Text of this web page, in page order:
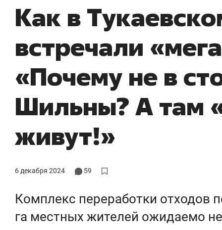
Как в
встречали
«Почему не в
Шильны? А там
живут!»
6 декабря 2024 59
Комплекс переработки
га местных жителей ожидаемо